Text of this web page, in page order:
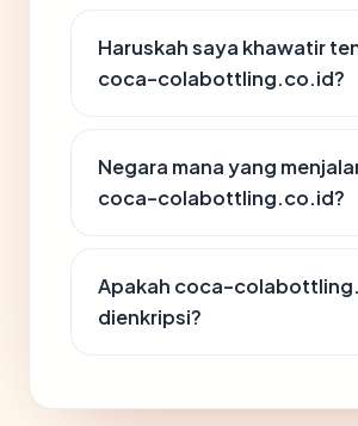
Haruskah saya khawatir
coca-colabottling.co.id?
Negara mana yang
coca-colabottling.co.id?
Apakah coca-
dienkripsi?